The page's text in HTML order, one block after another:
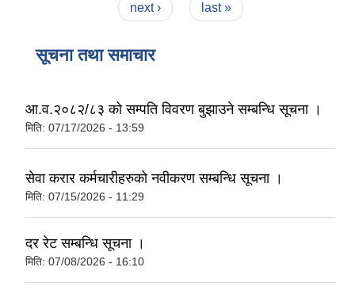
next ›
last »
सूचना तथा समाचार
आ.व.२०८२/८३ को सम्पति विवरण बुझाउने सम्बन्धि सूचना ।
मिति: 07/17/2026 - 13:59
सेवा करार कर्मचारीहरुको नवीकरण सम्बन्धि सूचना ।
मिति: 07/15/2026 - 11:29
दर रेट सम्बन्धि सूचना ।
मिति: 07/08/2026 - 16:10